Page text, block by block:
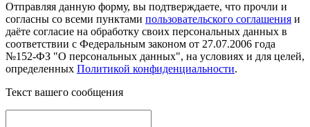
Отправляя данную форму, вы подтверждаете, что прочли и
согласны со всеми пунктами пользовательского соглашения и
даёте согласие на обработку своих персональных данных в
соответствии с Федеральным законом от 27.07.2006 года
№152-ФЗ "О персональных данных", на условиях и для целей,
определенных Политикой конфиденциальности.
Текст вашего сообщения